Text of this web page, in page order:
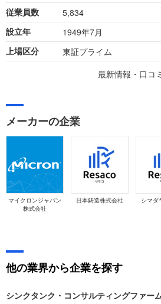
従業員数 5,834
設立年 1949年7月
上場区分
東証プライム
最新情報・口コ
メーカーの企業
マイクロンジャパン
株式会社
日本鋳造株式会社 シマダ
他の業界から企業を探す
シンクタンク・コンサルティングファー